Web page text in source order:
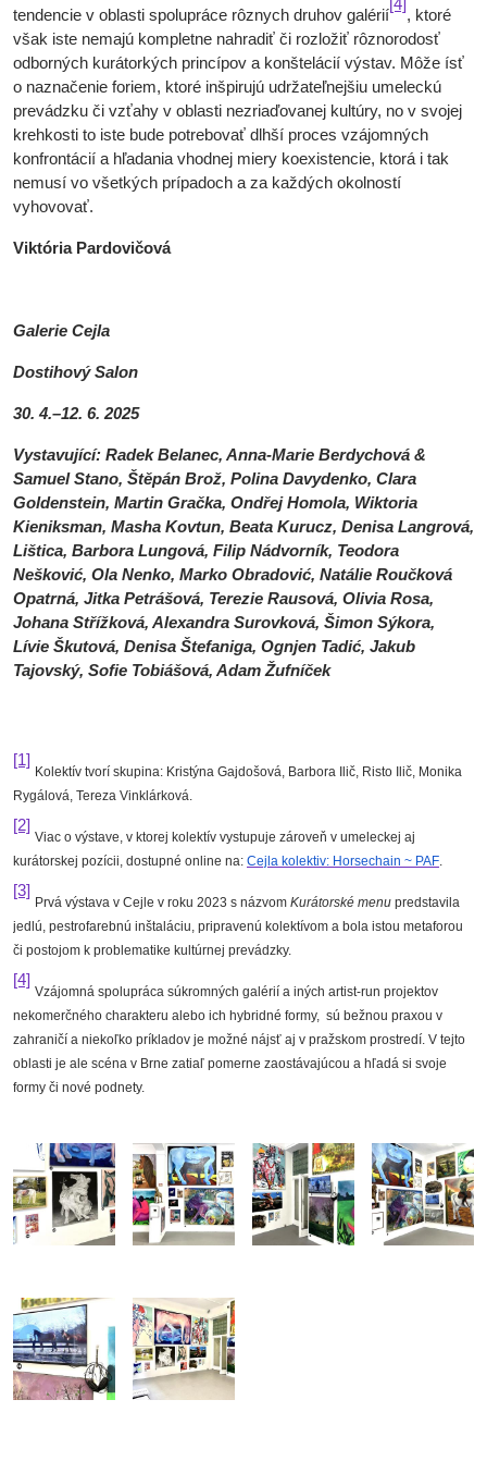
tendencie v oblasti spolupráce rôznych druhov galérií
[4]
, ktoré
však iste nemajú kompletne nahradiť či rozložiť rôznorodosť
odborných kurátorkých princípov a konštelácií výstav. Môže ísť
o naznačenie foriem, ktoré inšpirujú udržateľnejšiu umeleckú
prevádzku či vzťahy v oblasti nezriaďovanej kultúry, no v svojej
krehkosti to iste bude potrebovať dlhší proces vzájomných
konfrontácií a hľadania vhodnej miery koexistencie, ktorá i tak
nemusí vo všetkých prípadoch a za každých okolností
vyhovovať.
Viktória Pardovičová
Galerie Cejla
Dostihový Salon
30. 4.–12. 6. 2025
Vystavující: Radek Belanec, Anna-Marie Berdychová &
Samuel Stano, Štěpán Brož, Polina Davydenko, Clara
Goldenstein, Martin Gračka, Ondřej Homola, Wiktoria
Kieniksman, Masha Kovtun, Beata Kurucz, Denisa Langrová,
Lištica, Barbora Lungová, Filip Nádvorník, Teodora
Nešković, Ola Nenko, Marko Obradović, Natálie Roučková
Opatrná, Jitka Petrášová, Terezie Rausová, Olivia Rosa,
Johana Střížková, Alexandra Surovková, Šimon Sýkora,
Lívie Škutová, Denisa Štefaniga, Ognjen Tadić, Jakub
Tajovský, Sofie Tobiášová, Adam Žufníček
[1]
Kolektív tvorí skupina: Kristýna Gajdošová, Barbora Ilič, Risto Ilič, Monika
Rygálová, Tereza Vinklárková.
[2]
Viac o výstave, v ktorej kolektív vystupuje zároveň v umeleckej aj
kurátorskej pozícii, dostupné online na: Cejla kolektiv: Horsechain ~ PAF.
[3]
Prvá výstava v Cejle v roku 2023 s názvom Kurátorské menu predstavila
jedlú, pestrofarebnú inštaláciu, pripravenú kolektívom a bola istou metaforou
či postojom k problematike kultúrnej prevádzky.
[4]
Vzájomná spolupráca súkromných galérií a iných artist-run projektov
nekomerčného charakteru alebo ich hybridné formy, sú bežnou praxou v
zahraničí a niekoľko príkladov je možné nájsť aj v pražskom prostredí. V tejto
oblasti je ale scéna v Brne zatiaľ pomerne zaostávajúcou a hľadá si svoje
formy či nové podnety.